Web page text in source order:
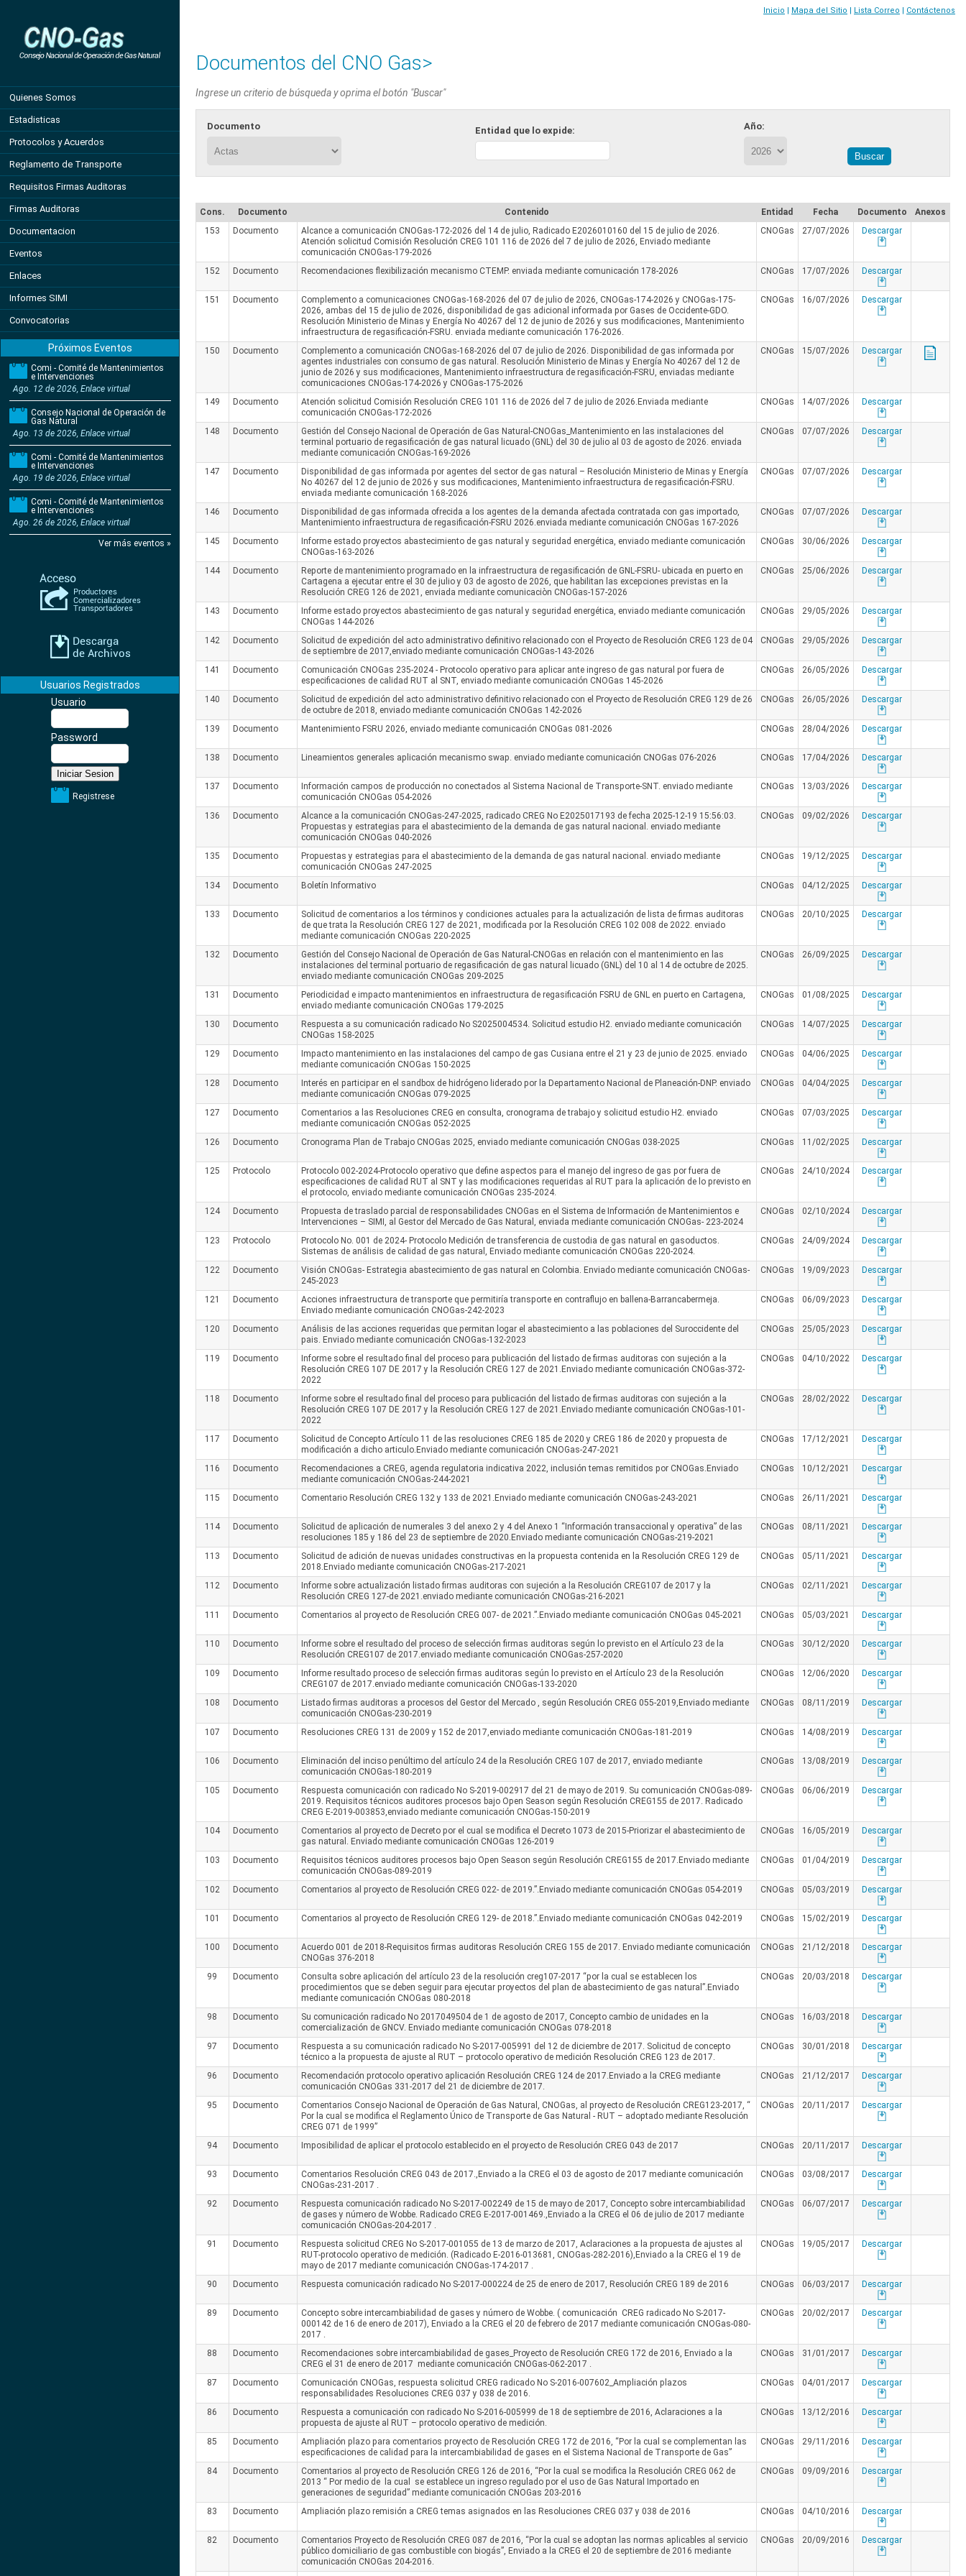
Quienes Somos
Estadisticas
Protocolos y Acuerdos
Reglamento de Transporte
Requisitos Firmas Auditoras
Firmas Auditoras
Documentacion
Eventos
Enlaces
Informes SIMI
Convocatorias
Próximos Eventos
Comi - Comité de Mantenimientos
e Intervenciones
Ago. 12 de 2026, Enlace virtual
Consejo Nacional de Operación de
Gas Natural
Ago. 13 de 2026, Enlace virtual
Comi - Comité de Mantenimientos
e Intervenciones
Ago. 19 de 2026, Enlace virtual
Comi - Comité de Mantenimientos
e Intervenciones
Ago. 26 de 2026, Enlace virtual
Ver más eventos »
Usuarios Registrados
Usuario
Password
Registrese
Inicio | Mapa del Sitio | Lista Correo | Contáctenos
Documentos del CNO Gas>
Ingrese un criterio de búsqueda y oprima el botón "Buscar"
Documento Entidad que lo expide: Año:
Cons. Documento Contenido Entidad Fecha Documento
Anexos
153
Documento
Alcance a comunicación CNOGas-172-2026 del 14 de julio, Radicado E2026010160 del 15 de julio de 2026.
Atención solicitud Comisión Resolución CREG 101 116 de 2026 del 7 de julio de 2026, Enviado mediante
comunicación CNOGas-179-2026
CNOGas 27/07/2026 Descargar
152 Documento Recomendaciones flexibilización mecanismo CTEMP. enviada mediante comunicación 178-2026 CNOGas 17/07/2026 Descargar
151 Documento
Complemento a comunicaciones CNOGas-168-2026 del 07 de julio de 2026, CNOGas-174-2026 y CNOGas-175-
2026, ambas del 15 de julio de 2026, disponibilidad de gas adicional informada por Gases de Occidente-GDO.
Resolución Ministerio de Minas y Energía No 40267 del 12 de junio de 2026 y sus modificaciones, Mantenimiento
infraestructura de regasificación-FSRU. enviada mediante comunicación 176-2026.
CNOGas 16/07/2026 Descargar
150 Documento
Complemento a comunicación CNOGas-168-2026 del 07 de julio de 2026. Disponibilidad de gas informada por
agentes industriales con consumo de gas natural. Resolución Ministerio de Minas y Energía No 40267 del 12 de
junio de 2026 y sus modificaciones, Mantenimiento infraestructura de regasificación-FSRU, enviadas mediante
comunicaciones CNOGas-174-2026 y CNOGas-175-2026
CNOGas 15/07/2026 Descargar
149 Documento
Atención solicitud Comisión Resolución CREG 101 116 de 2026 del 7 de julio de 2026.Enviada mediante
comunicación CNOGas-172-2026
CNOGas 14/07/2026 Descargar
148 Documento
Gestión del Consejo Nacional de Operación de Gas Natural-CNOGas_Mantenimiento en las instalaciones del
terminal portuario de regasificación de gas natural licuado (GNL) del 30 de julio al 03 de agosto de 2026. enviada
mediante comunicación CNOGas-169-2026
CNOGas 07/07/2026 Descargar
147 Documento
Disponibilidad de gas informada por agentes del sector de gas natural – Resolución Ministerio de Minas y Energía
No 40267 del 12 de junio de 2026 y sus modificaciones, Mantenimiento infraestructura de regasificación-FSRU.
enviada mediante comunicación 168-2026
CNOGas 07/07/2026 Descargar
146 Documento
Disponibilidad de gas informada ofrecida a los agentes de la demanda afectada contratada con gas importado,
Mantenimiento infraestructura de regasificación-FSRU 2026.enviada mediante comunicación CNOGas 167-2026
CNOGas 07/07/2026 Descargar
145 Documento
Informe estado proyectos abastecimiento de gas natural y seguridad energética, enviado mediante comunicación
CNOGas-163-2026
CNOGas 30/06/2026 Descargar
144 Documento
Reporte de mantenimiento programado en la infraestructura de regasificación de GNL-FSRU- ubicada en puerto en
Cartagena a ejecutar entre el 30 de julio y 03 de agosto de 2026, que habilitan las excepciones previstas en la
Resolución CREG 126 de 2021, enviada mediante comunicaciòn CNOGas-157-2026
CNOGas 25/06/2026 Descargar
143 Documento
Informe estado proyectos abastecimiento de gas natural y seguridad energética, enviado mediante comunicación
CNOGas 144-2026
CNOGas 29/05/2026 Descargar
142 Documento
Solicitud de expedición del acto administrativo definitivo relacionado con el Proyecto de Resolución CREG 123 de 04
de septiembre de 2017,enviado mediante comunicación CNOGas-143-2026
CNOGas 29/05/2026 Descargar
141 Documento
Comunicación CNOGas 235-2024 - Protocolo operativo para aplicar ante ingreso de gas natural por fuera de
especificaciones de calidad RUT al SNT, enviado mediante comunicación CNOGas 145-2026
CNOGas 26/05/2026 Descargar
140 Documento
Solicitud de expedición del acto administrativo definitivo relacionado con el Proyecto de Resolución CREG 129 de 26
de octubre de 2018, enviado mediante comunicación CNOGas 142-2026
CNOGas 26/05/2026 Descargar
139 Documento Mantenimiento FSRU 2026, enviado mediante comunicación CNOGas 081-2026 CNOGas 28/04/2026 Descargar
138 Documento Lineamientos generales aplicación mecanismo swap. enviado mediante comunicación CNOGas 076-2026 CNOGas 17/04/2026 Descargar
137 Documento
Información campos de producción no conectados al Sistema Nacional de Transporte-SNT. enviado mediante
comunicación CNOGas 054-2026
CNOGas 13/03/2026 Descargar
136 Documento
Alcance a la comunicación CNOGas-247-2025, radicado CREG No E2025017193 de fecha 2025-12-19 15:56:03.
Propuestas y estrategias para el abastecimiento de la demanda de gas natural nacional. enviado mediante
comunicación CNOGas 040-2026
CNOGas 09/02/2026 Descargar
135 Documento
Propuestas y estrategias para el abastecimiento de la demanda de gas natural nacional. enviado mediante
comunicación CNOGas 247-2025
CNOGas 19/12/2025 Descargar
134 Documento Boletín Informativo CNOGas 04/12/2025 Descargar
133 Documento
Solicitud de comentarios a los términos y condiciones actuales para la actualización de lista de firmas auditoras
de que trata la Resolución CREG 127 de 2021, modificada por la Resolución CREG 102 008 de 2022. enviado
mediante comunicación CNOGas 220-2025
CNOGas 20/10/2025 Descargar
132 Documento
Gestión del Consejo Nacional de Operación de Gas Natural-CNOGas en relación con el mantenimiento en las
instalaciones del terminal portuario de regasificación de gas natural licuado (GNL) del 10 al 14 de octubre de 2025.
enviado mediante comunicación CNOGas 209-2025
CNOGas 26/09/2025 Descargar
131 Documento
Periodicidad e impacto mantenimientos en infraestructura de regasificación FSRU de GNL en puerto en Cartagena,
enviado mediante comunicación CNOGas 179-2025
CNOGas 01/08/2025 Descargar
130 Documento
Respuesta a su comunicación radicado No S2025004534. Solicitud estudio H2. enviado mediante comunicación
CNOGas 158-2025
CNOGas 14/07/2025 Descargar
129 Documento
Impacto mantenimiento en las instalaciones del campo de gas Cusiana entre el 21 y 23 de junio de 2025. enviado
mediante comunicación CNOGas 150-2025
CNOGas 04/06/2025 Descargar
128 Documento
Interés en participar en el sandbox de hidrógeno liderado por la Departamento Nacional de Planeación-DNP. enviado
mediante comunicación CNOGas 079-2025
CNOGas 04/04/2025 Descargar
127 Documento
Comentarios a las Resoluciones CREG en consulta, cronograma de trabajo y solicitud estudio H2. enviado
mediante comunicación CNOGas 052-2025
CNOGas 07/03/2025 Descargar
126 Documento Cronograma Plan de Trabajo CNOGas 2025, enviado mediante comunicación CNOGas 038-2025 CNOGas 11/02/2025 Descargar
125 Protocolo
Protocolo 002-2024-Protocolo operativo que define aspectos para el manejo del ingreso de gas por fuera de
especificaciones de calidad RUT al SNT y las modificaciones requeridas al RUT para la aplicación de lo previsto en
el protocolo, enviado mediante comunicación CNOGas 235-2024.
CNOGas 24/10/2024 Descargar
124 Documento
Propuesta de traslado parcial de responsabilidades CNOGas en el Sistema de Información de Mantenimientos e
Intervenciones – SIMI, al Gestor del Mercado de Gas Natural, enviada mediante comunicación CNOGas- 223-2024
CNOGas 02/10/2024 Descargar
123 Protocolo
Protocolo No. 001 de 2024- Protocolo Medición de transferencia de custodia de gas natural en gasoductos.
Sistemas de análisis de calidad de gas natural, Enviado mediante comunicación CNOGas 220-2024.
CNOGas 24/09/2024 Descargar
122 Documento
Visión CNOGas- Estrategia abastecimiento de gas natural en Colombia. Enviado mediante comunicación CNOGas-
245-2023
CNOGas 19/09/2023 Descargar
121 Documento
Acciones infraestructura de transporte que permitiría transporte en contraflujo en ballena-Barrancabermeja.
Enviado mediante comunicación CNOGas-242-2023
CNOGas 06/09/2023 Descargar
120 Documento
Análisis de las acciones requeridas que permitan logar el abastecimiento a las poblaciones del Suroccidente del
pais. Enviado mediante comunicación CNOGas-132-2023
CNOGas 25/05/2023 Descargar
119 Documento
Informe sobre el resultado final del proceso para publicación del listado de firmas auditoras con sujeción a la
Resolución CREG 107 DE 2017 y la Resolución CREG 127 de 2021.Enviado mediante comunicación CNOGas-372-
2022
CNOGas 04/10/2022 Descargar
118 Documento
Informe sobre el resultado final del proceso para publicación del listado de firmas auditoras con sujeción a la
Resolución CREG 107 DE 2017 y la Resolución CREG 127 de 2021.Enviado mediante comunicación CNOGas-101-
2022
CNOGas 28/02/2022 Descargar
117 Documento
Solicitud de Concepto Artículo 11 de las resoluciones CREG 185 de 2020 y CREG 186 de 2020 y propuesta de
modificación a dicho articulo.Enviado mediante comunicación CNOGas-247-2021
CNOGas 17/12/2021 Descargar
116 Documento
Recomendaciones a CREG, agenda regulatoria indicativa 2022, inclusión temas remitidos por CNOGas.Enviado
mediante comunicación CNOGas-244-2021
CNOGas 10/12/2021 Descargar
115 Documento Comentario Resolución CREG 132 y 133 de 2021.Enviado mediante comunicación CNOGas-243-2021 CNOGas 26/11/2021 Descargar
114 Documento
Solicitud de aplicación de numerales 3 del anexo 2 y 4 del Anexo 1 “Información transaccional y operativa” de las
resoluciones 185 y 186 del 23 de septiembre de 2020.Enviado mediante comunicación CNOGas-219-2021
CNOGas 08/11/2021 Descargar
113 Documento
Solicitud de adición de nuevas unidades constructivas en la propuesta contenida en la Resolución CREG 129 de
2018.Enviado mediante comunicación CNOGas-217-2021
CNOGas 05/11/2021 Descargar
112 Documento
Informe sobre actualización listado firmas auditoras con sujeción a la Resolución CREG107 de 2017 y la
Resolución CREG 127-de 2021.enviado mediante comunicación CNOGas-216-2021
CNOGas 02/11/2021 Descargar
111 Documento Comentarios al proyecto de Resolución CREG 007- de 2021.”.Enviado mediante comunicación CNOGas 045-2021 CNOGas 05/03/2021 Descargar
110 Documento
Informe sobre el resultado del proceso de selección firmas auditoras según lo previsto en el Artículo 23 de la
Resolución CREG107 de 2017.enviado mediante comunicación CNOGas-257-2020
CNOGas 30/12/2020 Descargar
109 Documento
Informe resultado proceso de selección firmas auditoras según lo previsto en el Artículo 23 de la Resolución
CREG107 de 2017.enviado mediante comunicación CNOGas-133-2020
CNOGas 12/06/2020 Descargar
108 Documento
Listado firmas auditoras a procesos del Gestor del Mercado , según Resolución CREG 055-2019,Enviado mediante
comunicación CNOGas-230-2019
CNOGas 08/11/2019 Descargar
107 Documento Resoluciones CREG 131 de 2009 y 152 de 2017,enviado mediante comunicación CNOGas-181-2019 CNOGas 14/08/2019 Descargar
106 Documento
Eliminación del inciso penúltimo del artículo 24 de la Resolución CREG 107 de 2017, enviado mediante
comunicación CNOGas-180-2019
CNOGas 13/08/2019 Descargar
105 Documento
Respuesta comunicación con radicado No S-2019-002917 del 21 de mayo de 2019. Su comunicación CNOGas-089-
2019. Requisitos técnicos auditores procesos bajo Open Season según Resolución CREG155 de 2017. Radicado
CREG E-2019-003853,enviado mediante comunicación CNOGas-150-2019
CNOGas 06/06/2019 Descargar
104 Documento
Comentarios al proyecto de Decreto por el cual se modifica el Decreto 1073 de 2015-Priorizar el abastecimiento de
gas natural. Enviado mediante comunicación CNOGas 126-2019
CNOGas 16/05/2019 Descargar
103 Documento
Requisitos técnicos auditores procesos bajo Open Season según Resolución CREG155 de 2017.Enviado mediante
comunicación CNOGas-089-2019
CNOGas 01/04/2019 Descargar
102 Documento Comentarios al proyecto de Resolución CREG 022- de 2019.”.Enviado mediante comunicación CNOGas 054-2019 CNOGas 05/03/2019 Descargar
101 Documento Comentarios al proyecto de Resolución CREG 129- de 2018.”.Enviado mediante comunicación CNOGas 042-2019 CNOGas 15/02/2019 Descargar
100 Documento
Acuerdo 001 de 2018-Requisitos firmas auditoras Resolución CREG 155 de 2017. Enviado mediante comunicación
CNOGas 376-2018
CNOGas 21/12/2018 Descargar
99 Documento
Consulta sobre aplicación del artículo 23 de la resolución creg107-2017 “por la cual se establecen los
procedimientos que se deben seguir para ejecutar proyectos del plan de abastecimiento de gas natural”.Enviado
mediante comunicación CNOGas 080-2018
CNOGas 20/03/2018 Descargar
98 Documento
Su comunicación radicado No 2017049504 de 1 de agosto de 2017, Concepto cambio de unidades en la
comercialización de GNCV. Enviado mediante comunicación CNOGas 078-2018
CNOGas 16/03/2018 Descargar
97 Documento
Respuesta a su comunicación radicado No S-2017-005991 del 12 de diciembre de 2017. Solicitud de concepto
técnico a la propuesta de ajuste al RUT – protocolo operativo de medición Resolución CREG 123 de 2017.
CNOGas 30/01/2018 Descargar
96 Documento
Recomendación protocolo operativo aplicación Resolución CREG 124 de 2017.Enviado a la CREG mediante
comunicación CNOGas 331-2017 del 21 de diciembre de 2017.
CNOGas 21/12/2017 Descargar
95 Documento
Comentarios Consejo Nacional de Operación de Gas Natural, CNOGas, al proyecto de Resolución CREG123-2017, “
Por la cual se modifica el Reglamento Único de Transporte de Gas Natural - RUT – adoptado mediante Resolución
CREG 071 de 1999”
CNOGas 20/11/2017 Descargar
94 Documento Imposibilidad de aplicar el protocolo establecido en el proyecto de Resolución CREG 043 de 2017 CNOGas 20/11/2017 Descargar
93 Documento
Comentarios Resolución CREG 043 de 2017.,Enviado a la CREG el 03 de agosto de 2017 mediante comunicación
CNOGas-231-2017 .
CNOGas 03/08/2017 Descargar
92 Documento
Respuesta comunicación radicado No S-2017-002249 de 15 de mayo de 2017, Concepto sobre intercambiabilidad
de gases y número de Wobbe. Radicado CREG E-2017-001469.,Enviado a la CREG el 06 de julio de 2017 mediante
comunicación CNOGas-204-2017 .
CNOGas 06/07/2017 Descargar
91 Documento
Respuesta solicitud CREG No S-2017-001055 de 13 de marzo de 2017, Aclaraciones a la propuesta de ajustes al
RUT-protocolo operativo de medición. (Radicado E-2016-013681, CNOGas-282-2016),Enviado a la CREG el 19 de
mayo de 2017 mediante comunicación CNOGas-174-2017 .
CNOGas 19/05/2017 Descargar
90 Documento Respuesta comunicación radicado No S-2017-000224 de 25 de enero de 2017, Resolución CREG 189 de 2016 CNOGas 06/03/2017 Descargar
89 Documento
Concepto sobre intercambiabilidad de gases y número de Wobbe. ( comunicación CREG radicado No S-2017-
000142 de 16 de enero de 2017), Enviado a la CREG el 20 de febrero de 2017 mediante comunicación CNOGas-080-
2017 .
CNOGas 20/02/2017 Descargar
88 Documento
Recomendaciones sobre intercambiabilidad de gases_Proyecto de Resolución CREG 172 de 2016, Enviado a la
CREG el 31 de enero de 2017 mediante comunicación CNOGas-062-2017 .
CNOGas 31/01/2017 Descargar
87 Documento
Comunicación CNOGas, respuesta solicitud CREG radicado No S-2016-007602_Ampliación plazos
responsabilidades Resoluciones CREG 037 y 038 de 2016.
CNOGas 04/01/2017 Descargar
86 Documento
Respuesta a comunicación con radicado No S-2016-005999 de 18 de septiembre de 2016, Aclaraciones a la
propuesta de ajuste al RUT – protocolo operativo de medición.
CNOGas 13/12/2016 Descargar
85 Documento
Ampliación plazo para comentarios proyecto de Resolución CREG 172 de 2016, “Por la cual se complementan las
especificaciones de calidad para la intercambiabilidad de gases en el Sistema Nacional de Transporte de Gas”
CNOGas 29/11/2016 Descargar
84 Documento
Comentarios al proyecto de Resolución CREG 126 de 2016, “Por la cual se modifica la Resolución CREG 062 de
2013 “ Por medio de la cual se establece un ingreso regulado por el uso de Gas Natural Importado en
generaciones de seguridad” mediante comunicación CNOGas 203-2016
CNOGas 09/09/2016 Descargar
83 Documento Ampliación plazo remisión a CREG temas asignados en las Resoluciones CREG 037 y 038 de 2016 CNOGas 04/10/2016 Descargar
82 Documento
Comentarios Proyecto de Resolución CREG 087 de 2016, “Por la cual se adoptan las normas aplicables al servicio
público domiciliario de gas combustible con biogás”, Enviado a la CREG el 20 de septiembre de 2016 mediante
comunicación CNOGas 204-2016.
CNOGas 20/09/2016 Descargar